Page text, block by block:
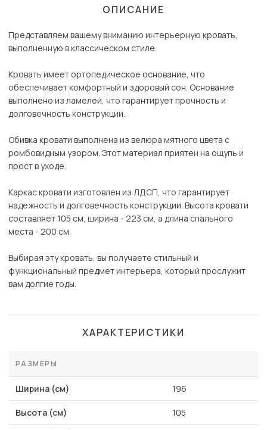
ОПИСАНИЕ
Представляем вашему вниманию интерьерную кровать,
выполненную в классическом стиле.
Кровать имеет ортопедическое основание, что
обеспечивает комфортный и здоровый сон. Основание
выполнено из ламелей, что гарантирует прочность и
долговечность конструкции.
Обивка кровати выполнена из велюра мятного цвета с
ромбовидным узором. Этот материал приятен на ощупь и
прост в уходе.
Каркас кровати изготовлен из ЛДСП, что гарантирует
надежность и долговечность конструкции. Высота кровати
составляет 105 см, ширина - 223 см, а длина спального
места - 200 см.
Выбирая эту кровать, вы получаете стильный и
функциональный предмет интерьера, который прослужит
вам долгие годы.
ХАРАКТЕРИСТИКИ
РАЗМЕРЫ
Ширина (см) 196
Высота (см) 105